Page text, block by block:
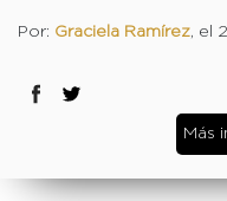
Por: Graciela Ramírez, el
Más